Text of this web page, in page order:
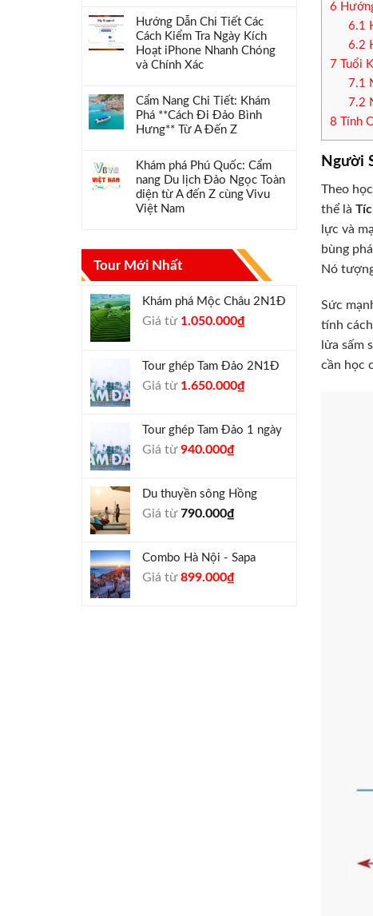
Hướng Dẫn Chi Tiết Các
Cách Kiểm Tra Ngày Kích
Hoạt iPhone Nhanh Chóng
và Chính Xác
Cẩm Nang Chi Tiết: Khám
Phá **Cách Đi Đảo Bình
Hưng** Từ A Đến Z
Khám phá Phú Quốc: Cẩm
nang Du lịch Đảo Ngọc Toàn
diện từ A đến Z cùng Vivu
Việt Nam
Tour Mới Nhất
Khám phá Mộc Châu 2N1Đ
Giá từ Giá
1.300.000₫.
1.050.000₫Giá
là:
Tour ghép Tam Đảo 2N1Đ
Giá từ Giá
1.800.000₫.
1.650.000₫Giá
là:
Tour ghép Tam Đảo 1 ngày
Giá từGiá
1.000.000₫.
940.000₫Giá
là:
Du thuyền sông Hồng
Giá từ790.000₫
Combo Hà Nội - Sapa
Giá từGiá
899.000₫Giá
6
6.1
6.2
7 Tuổi
7.1
7.2
8 Tính
Người
Theo
thể là
lực và
bùng
Nó
Sức
tính
lửa sấm
cần học